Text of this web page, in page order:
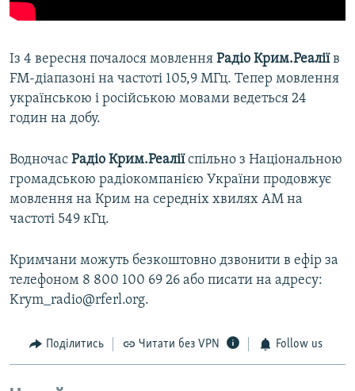
Із 4 вересня почалося мовлення Радіо Крим.Реаліїв
FM-діапазоні на частоті 105,9 МГц. Тепер мовлення
українською і російською мовами ведеться 24
годин на добу.
Водночас Радіо Крим.Реаліїспільно з Національною
громадською радіокомпанією України продовжує
мовлення на Крим на середніх хвилях АМ на
частоті 549 кГц.
Кримчани можуть безкоштовно дзвонити в ефір за
телефоном 8 800 100 69 26 або писати на адресу:
Krym_radio@rferl.org.
Поділитись Читати без VPN Follow us